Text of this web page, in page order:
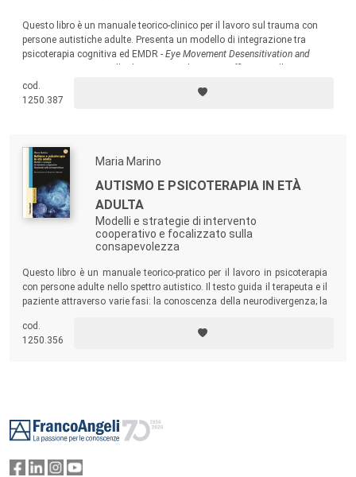
Questo libro è un manuale teorico-clinico per il lavoro sul trauma con
persone autistiche adulte. Presenta un modello di integrazione tra
psicoterapia cognitiva ed EMDR - Eye Movement Desensitivation and
condizioni trauma-correlate.
cod.
1250.387
Maria Marino
AUTISMO E PSICOTERAPIA IN ETÀ
ADULTA
Modelli e strategie di intervento
cooperativo e focalizzato sulla
consapevolezza
Questo libro è un manuale teorico-pratico per il lavoro in psicoterapia
con persone adulte nello spettro autistico. Il testo guida il terapeuta e il
paziente attraverso varie fasi: la conoscenza della neurodivergenza; la
spettro; la costruzione di uno schema del proprio funzionamento
mentale; la formulazione e l’utilizzo di strategie di auto-regolazione e
cod.
1250.356